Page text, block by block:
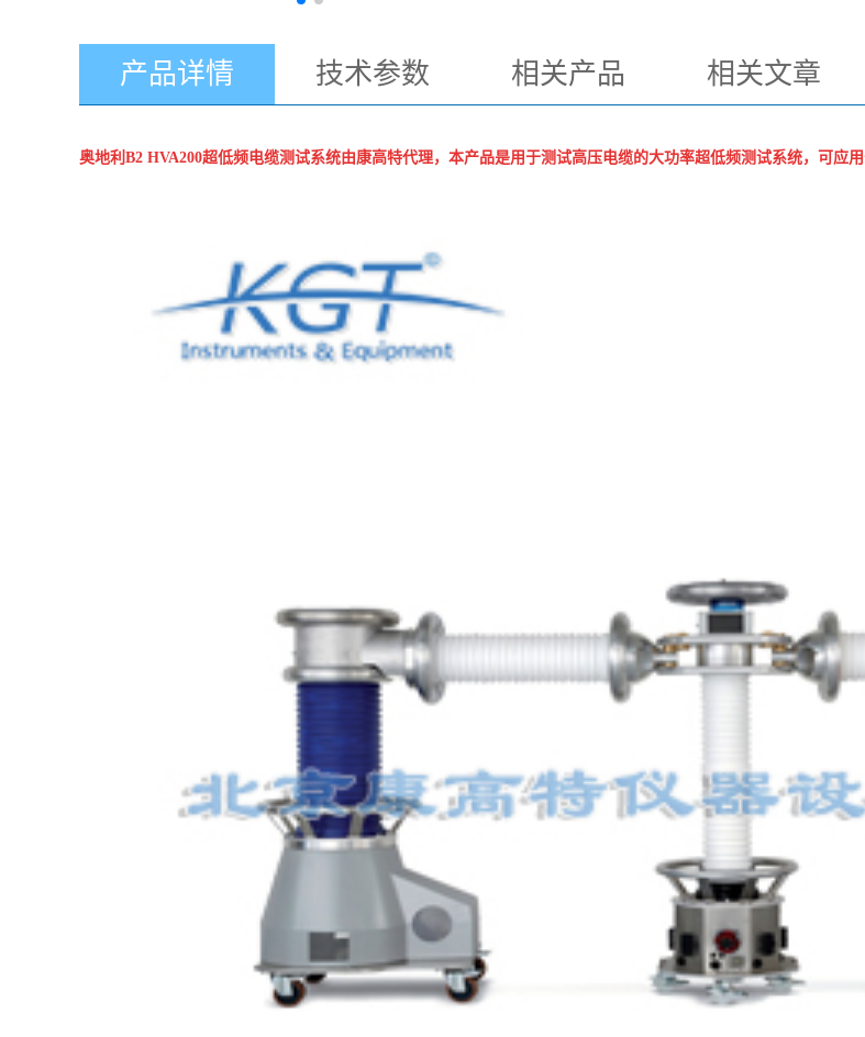
产品详情 技术参数 相关产品 相关文章
奥地利B2 HVA200超低频电缆测试系统由康高特代理，本产品是用于测试高压电缆的大功率超低频测试系统，可应